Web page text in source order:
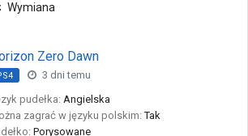
Wymiana
Zero Dawn
3 dni temu
pudełka: Angielska
zagrać w języku polskim: Tak
Porysowane